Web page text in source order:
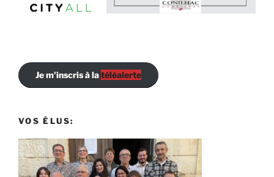
Je m'inscris à latéléalerte
VOS ÉLUS: